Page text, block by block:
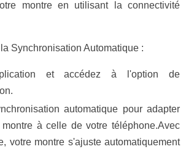
montre en utilisant la connectivité
Synchronisation Automatique :
et accédez à l'option de
automatique pour adapter
à celle de votre téléphone.Avec
votre montre s'ajuste automatiquement